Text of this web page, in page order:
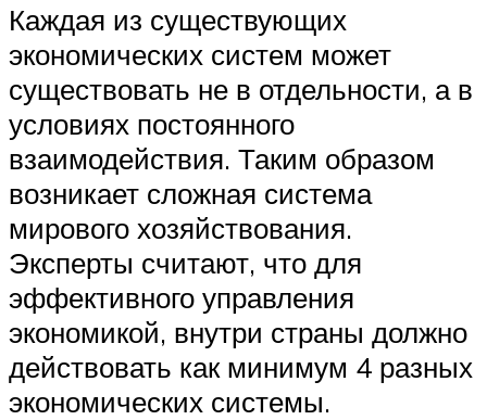
Каждая из существующих
экономических систем может
существовать не в отдельности, а в
условиях постоянного
взаимодействия. Таким образом
возникает сложная система
мирового хозяйствования.
Эксперты считают, что для
эффективного управления
экономикой, внутри страны должно
действовать как минимум 4 разных
экономических системы.